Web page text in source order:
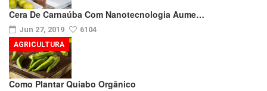
Cera De Carnaúba Com Nanotecnologia Aume…
Jun 27, 2019 6104
Como Plantar Quiabo Orgânico
AGRICULTURA